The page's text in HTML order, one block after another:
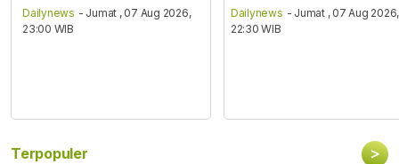
Dailynews - Jumat , 07 Aug 2026,
23:00 WIB
Dailynews - Jumat , 07 Aug 2026,
22:30 WIB
Terpopuler >